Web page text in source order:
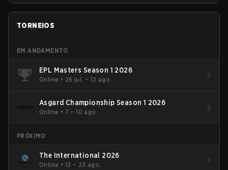
TORNEIOS
EM ANDAMENTO
EPL Masters Season 1 2026
Online • 26 jul. – 12 ago.
Asgard Championship Season 1 2026
Online • 7 – 10 ago.
PRÓXIMO
The International 2026
Online • 12 – 23 ago.